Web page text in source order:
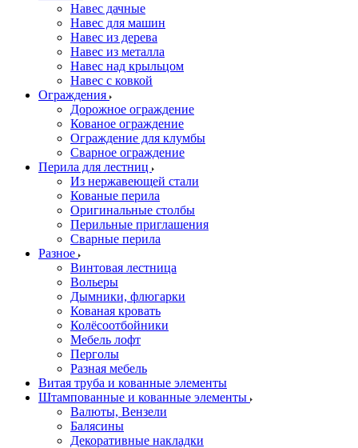
Навес дачные
Навес для машин
Навес из дерева
Навес из металла
Навес над крыльцом
Навес с ковкой
Ограждения
Дорожное ограждение
Кованое ограждение
Ограждение для клумбы
Сварное ограждение
Перила для лестниц
Из нержавеющей стали
Кованые перила
Оригинальные столбы
Перильные приглашения
Сварные перила
Разное
Винтовая лестница
Вольеры
Дымники, флюгарки
Кованая кровать
Колёсоотбойники
Мебель лофт
Перголы
Разная мебель
Витая труба и кованные элементы
Штампованные и кованные элементы
Валюты, Вензели
Балясины
Декоративные накладки